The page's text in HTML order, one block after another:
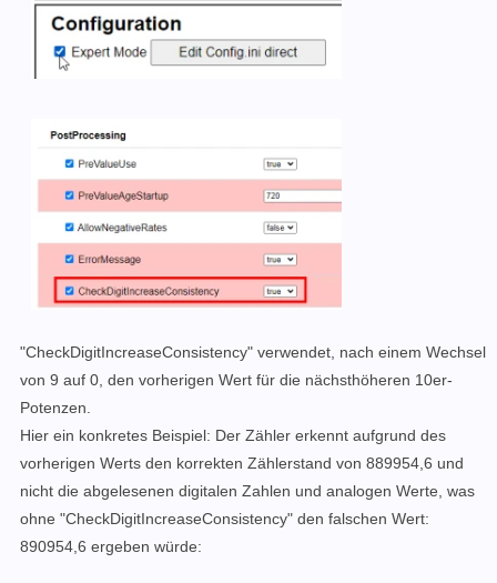
"CheckDigitIncreaseConsistency" verwendet, nach einem Wechsel
von 9 auf 0, den vorherigen Wert für die nächsthöheren 10er-
Potenzen.
Hier ein konkretes Beispiel: Der Zähler erkennt aufgrund des
vorherigen Werts den korrekten Zählerstand von 889954,6 und
nicht die abgelesenen digitalen Zahlen und analogen Werte, was
ohne "CheckDigitIncreaseConsistency" den falschen Wert:
890954,6 ergeben würde: